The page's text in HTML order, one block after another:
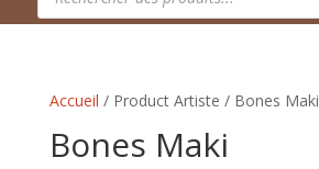
produits
Accueil / Product Artiste / Bones Maki
Bones Maki